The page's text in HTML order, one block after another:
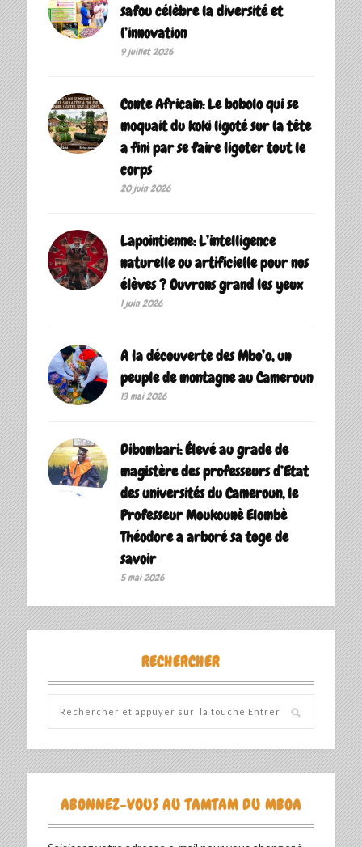
safou célèbre la diversité et
l’innovation
9 juillet 2026
Conte Africain: Le bobolo qui se
moquait du koki ligoté sur la tête
a fini par se faire ligoter tout le
corps
20 juin 2026
Lapointienne: L’intelligence
naturelle ou artificielle pour nos
élèves ? Ouvrons grand les yeux
1 juin 2026
A la découverte des Mbo’o, un
peuple de montagne au Cameroun
13 mai 2026
Dibombari: Élevé au grade de
magistère des professeurs d’Etat
des universités du Cameroun, le
Professeur Moukounè Elombè
Théodore a arboré sa toge de
savoir ‎
5 mai 2026
RECHERCHER
ABONNEZ-VOUS AU TAMTAM DU MBOA